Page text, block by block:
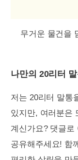
무거운 물건을
나만의 20리터
저는 20리터 말통
있지만, 여러분은
계신가요? 댓글로
공유해주세요! 함